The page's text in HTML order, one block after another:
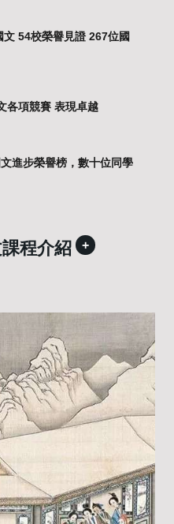
54校榮譽見證 267位國
各項競賽 表現卓越
進步榮譽榜，數十位同學
程介紹 +